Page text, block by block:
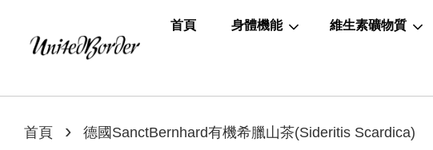
首頁 身體機能 維生素礦物質
首頁 › 德國SanctBernhard有機希臘山茶(Sideritis Scardica)